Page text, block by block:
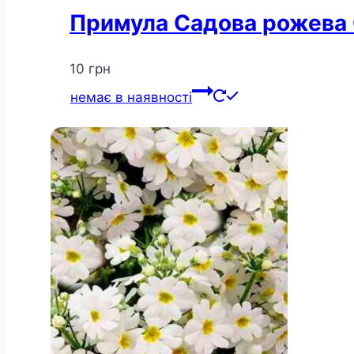
Примула Садова рожева
10 грн
немає в наявності